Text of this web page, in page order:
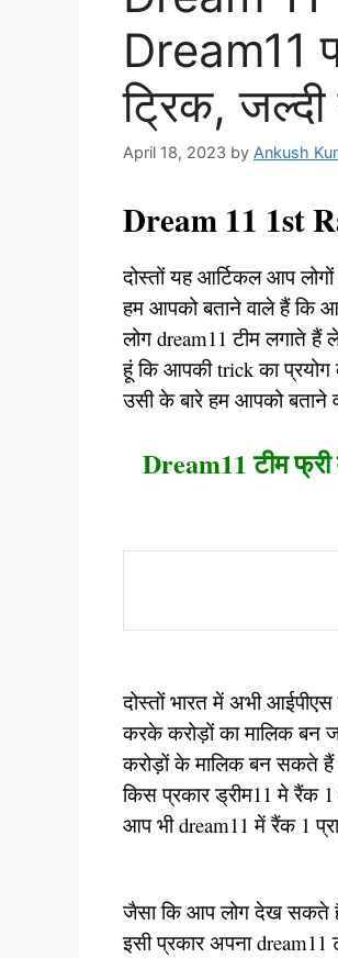
Dream11
ट्रिक,
April 18, 2023 by Ankush
Dream 11 1st
दोस्तों यह आर्टिकल आप
हम आपको बताने वाले हैं कि
लोग dream11 टीम लगाते हैं
हूं कि आपकी trick का
उसी के बारे हम आपको बताने
Dream11 टीम
दोस्तों भारत में अभी
करके करोड़ों का मालिक बन
करोड़ों के मालिक बन सकते
किस प्रकार ड्रीम11 मे रैंक
आप भी dream11 में रैंक 1
जैसा कि आप लोग देख सकते
इसी प्रकार अपना